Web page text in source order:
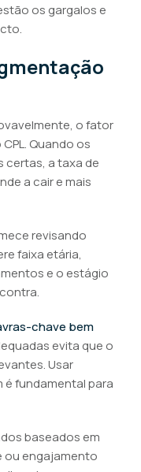
os gargalos e
o fator
Quando os
certas, a taxa de
a cair e mais
revisando
faixa etária,
e o estágio
chave bem
evita que o
Usar
fundamental para
baseados em
ou engajamento